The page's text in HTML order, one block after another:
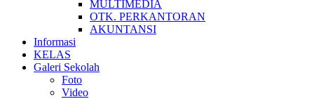
MULTIMEDIA
OTK. PERKANTORAN
AKUNTANSI
Informasi
KELAS
Galeri Sekolah
Foto
Video